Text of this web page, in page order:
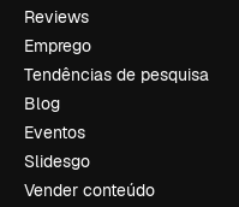
Reviews
Emprego
Tendências de pesquisa
Blog
Eventos
Slidesgo
Vender conteúdo